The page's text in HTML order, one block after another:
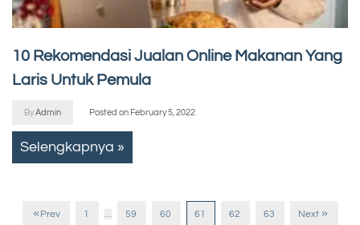
10 Rekomendasi Jualan Online Makanan Yang
Laris Untuk Pemula
ByAdmin Posted on February 5, 2022
Selengkapnya »
Prev 1 … 59 60 61 62 63 Next